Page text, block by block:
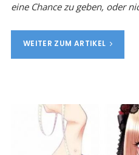
eine Chance zu geben, oder
WEITER ZUM ARTIKEL